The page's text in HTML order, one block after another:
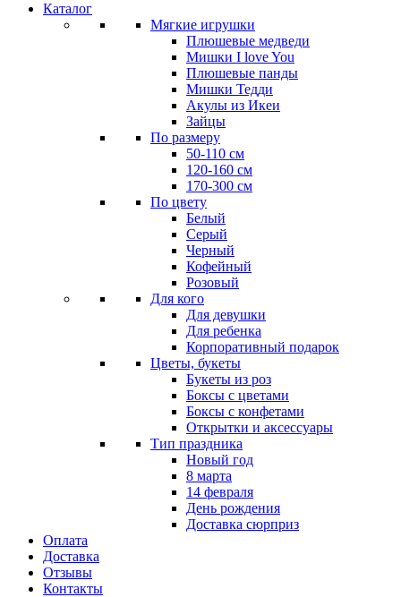
Каталог
Мягкие игрушки
Плюшевые медведи
Мишки I love You
Плюшевые панды
Мишки Тедди
Акулы из Икеи
Зайцы
По размеру
50-110 см
120-160 см
170-300 см
По цвету
Белый
Серый
Черный
Кофейный
Розовый
Для кого
Для девушки
Для ребенка
Корпоративный подарок
Цветы, букеты
Букеты из роз
Боксы с цветами
Боксы с конфетами
Открытки и аксессуары
Тип праздника
Новый год
8 марта
14 февраля
День рождения
Доставка сюрприз
Оплата
Доставка
Отзывы
Контакты